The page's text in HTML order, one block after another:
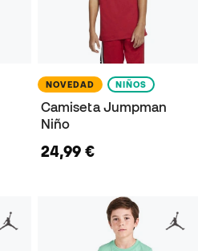
NOVEDAD NIÑOS
Camiseta Jumpman
Niño
24,99 €